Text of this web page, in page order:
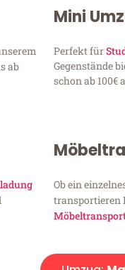
ab
Mini
Perfekt für
Gegenstände
schon ab 100€
Ob ein
transportieren